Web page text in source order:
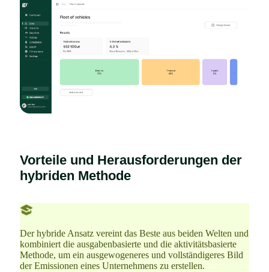
Vorteile und Herausforderungen der
hybriden Methode
Der hybride Ansatz vereint das Beste aus beiden Welten und
kombiniert die ausgabenbasierte und die aktivitätsbasierte
Methode, um ein ausgewogeneres und vollständigeres Bild
der Emissionen eines Unternehmens zu erstellen.